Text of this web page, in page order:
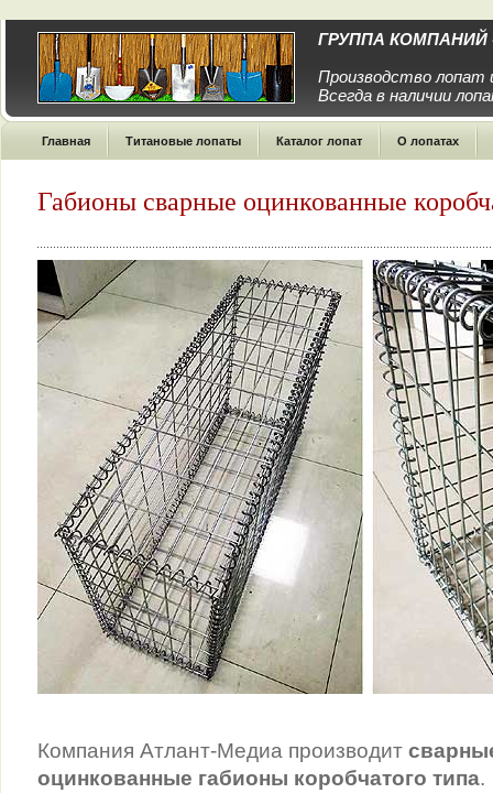
ГРУППА КОМПАНИЙ
Производство лопат
Всегда в наличии
Главная Титановые лопаты Каталог лопат О лопатах
Габионы сварные оцинкованные
Компания Атлант-Медиа производит
оцинкованные габионы коробчатого типа.